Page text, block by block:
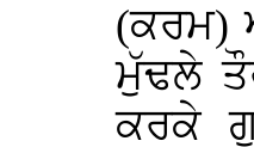
(ਕਰਮ)
ਮੁੱਢਲੇ
ਕਰਕੇ